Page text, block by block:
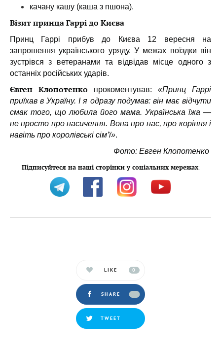
качану кашу (каша з пшона).
Візит принца Гаррі до Києва
Принц Гаррі прибув до Києва 12 вересня на
запрошення українського уряду. У межах поїздки він
зустрівся з ветеранами та відвідав місце одного з
останніх російських ударів.
Євген Клопотенко прокоментував: «Принц Гаррі
приїхав в Україну. І я одразу подумав: він має відчути
смак того, що любила його мама. Українська їжа —
не просто про насичення. Вона про нас, про коріння і
навіть про королівські сім’ї».
Фото: Евген Клопотенко
Підписуйтеся на наші сторінки у соціальних мережах:
LIKE 0
SHARE
TWEET